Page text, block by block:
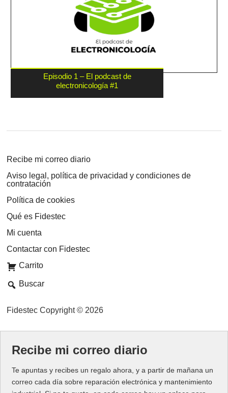
Episodio 1 – El podcast de
electronicología #1
Recibe mi correo diario
Aviso legal, política de privacidad y condiciones de
contratación
Política de cookies
Qué es Fidestec
Mi cuenta
Contactar con Fidestec
Carrito
Buscar
Fidestec Copyright © 2026
Recibe mi correo diario
Te apuntas y recibes un regalo ahora, y a partir de mañana un
correo cada día sobre reparación electrónica y mantenimiento